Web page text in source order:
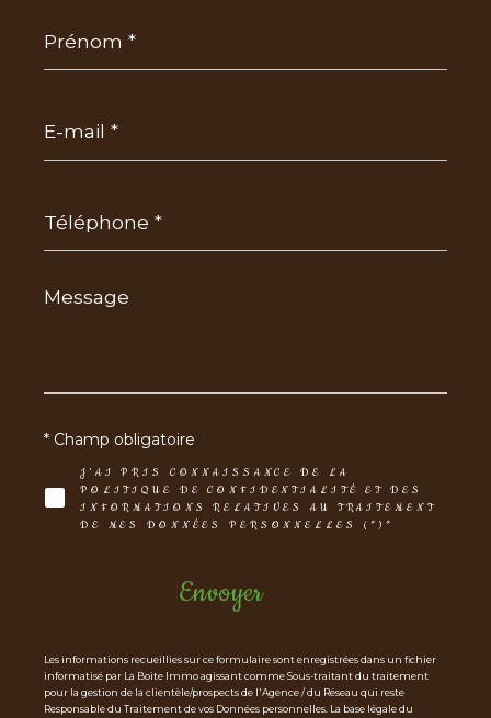
*
mail
*
Message
*
J'AI PRIS CONNAISSANCE DE LA
POLITIQUE DE CONFIDENTIALITÉ ET DES
INFORMATIONS RELATIVES AU TRAITEMENT
DE MES DONNÉES PERSONNELLES (*)*
* Champ obligatoire
Envoyer
Les informations recueillies sur ce formulaire sont enregistrées dans un fichier
informatisé par La Boite Immo agissant comme Sous-traitant du traitement
pour la gestion de la clientèle/prospects de l'Agence / du Réseau qui reste
Responsable du Traitement de vos Données personnelles. La base légale du